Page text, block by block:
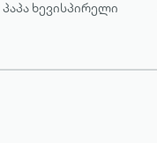
პაპა ხევისპირელი